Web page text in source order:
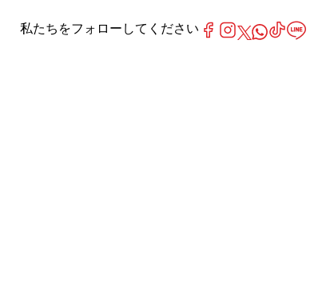
私たちをフォローしてください